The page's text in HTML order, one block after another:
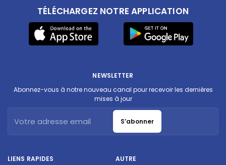
TÉLÉCHARGEZ NOTRE APPLICATION
LIENS RAPIDES AUTRE
NEWSLETTER
Abonnez-vous à notre nouveau canal pour recevoir les dernières
mises à jour
S’abonner